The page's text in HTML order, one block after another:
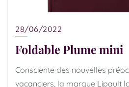
28/06/2022
Foldable Plume mini
Consciente des nouvelles
vacanciers, la marque Lipault